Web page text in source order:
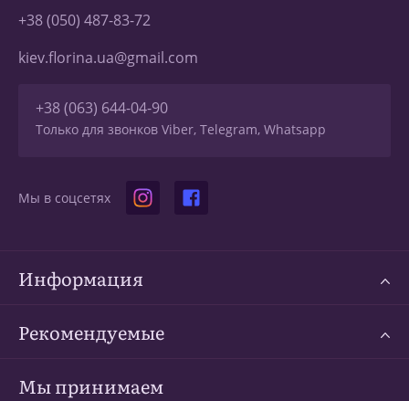
+38 (050) 487-83-72
kiev.florina.ua@gmail.com
+38 (063) 644-04-90
Только для звонков Viber, Telegram, Whatsapp
Мы в соцсетях
Информация
Рекомендуемые
Мы принимаем